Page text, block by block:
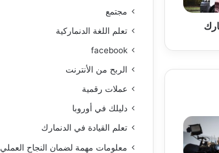
مجتمع
تعلم اللغة الدنماركية
facebook
الربح من الأنترنت
عملات رقمية
دليلك في أوروبا
تعلم القيادة في الدنمارك
معلومات مهمة لضمان النجاح العملي